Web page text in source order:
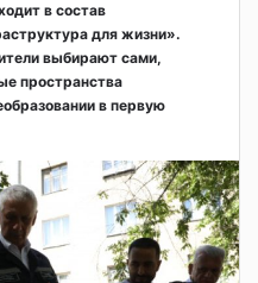
в состав
для жизни».
выбирают сами,
пространства
в первую